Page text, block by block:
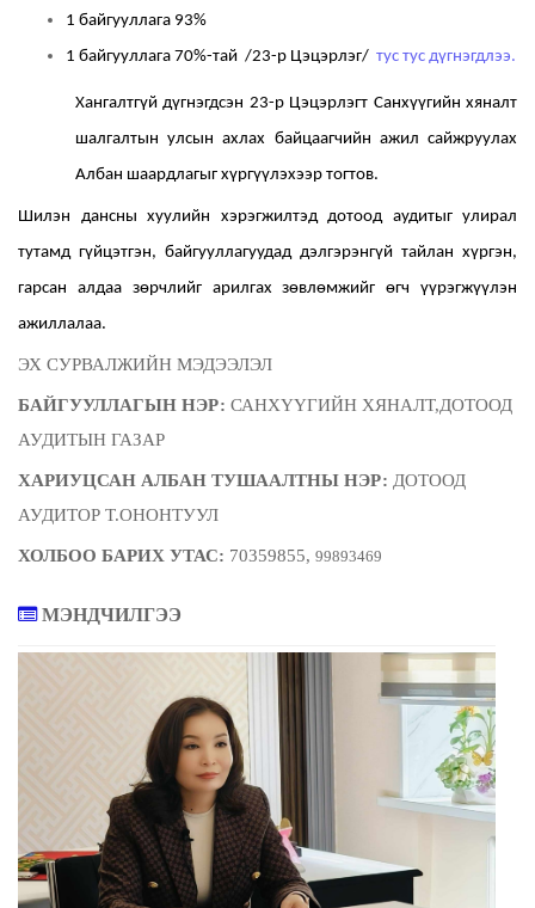
1 байгууллага 93%
1 байгууллага 70%-тай /23-р Цэцэрлэг/ тус тус дүгнэгдлээ.
Хангалтгүй дүгнэгдсэн 23-р Цэцэрлэгт Санхүүгийн хяналт
шалгалтын улсын ахлах байцаагчийн ажил сайжруулах
Албан шаардлагыг хүргүүлэхээр тогтов.
Шилэн дансны хуулийн хэрэгжилтэд дотоод аудитыг улирал
тутамд гүйцэтгэн, байгууллагуудад дэлгэрэнгүй тайлан хүргэн,
гарсан алдаа зөрчлийг арилгах зөвлөмжийг өгч үүрэгжүүлэн
ажиллалаа.
ЭХ СУРВАЛЖИЙН МЭДЭЭЛЭЛ
БАЙГУУЛЛАГЫН НЭР: САНХҮҮГИЙН ХЯНАЛТ,ДОТООД
АУДИТЫН ГАЗАР
ХАРИУЦСАН АЛБАН ТУШААЛТНЫ НЭР: ДОТООД
АУДИТОР Т.ОНОНТУУЛ
ХОЛБОО БАРИХ УТАС: 70359855, 99893469
МЭНДЧИЛГЭЭ